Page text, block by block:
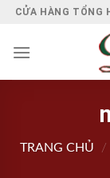
Chuyển
nội
CỬA HÀNG TỔNG
TRANG CHỦ /